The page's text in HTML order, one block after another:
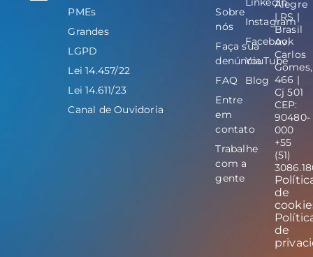
PMEs
Grandes
LGPD
Lei 14.457/22
Lei 14.611/23
Canal de Ouvidoria
Sobre
nós
Faça sua
denúncia
FAQ
Entre
em
contato
Trabalhe
com a
gente
Instagram
Facebook
YouTube
Blog
Alegre
| RS |
Brasil
Av.
Carlos
Gomes,
466 |
Cj 501
CEP:
90480-
000
+55
(51)
de
de